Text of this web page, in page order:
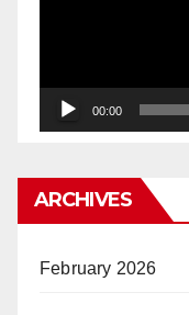
00:00
ARCHIVES
February 2026